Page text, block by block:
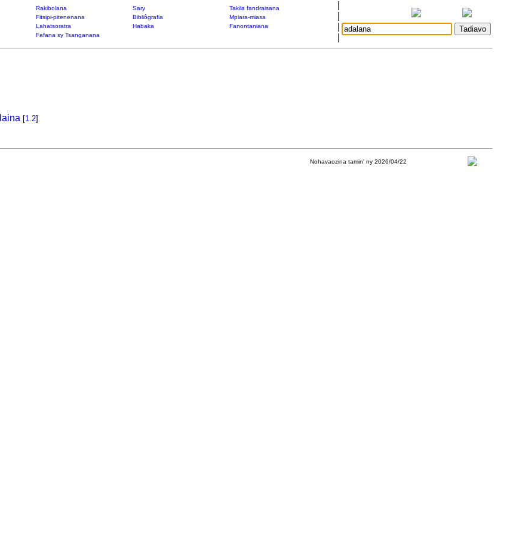
Rakibolana Sary
Takila fandraisana
Fitsipi-pitenenana Bibliôgrafia
Mpiara-miasa
Lahatsoratra Habaka
Fanontaniana
Fafana sy Tsanganana
[1.2]
Nohavaozina tamin' ny 2026/04/22